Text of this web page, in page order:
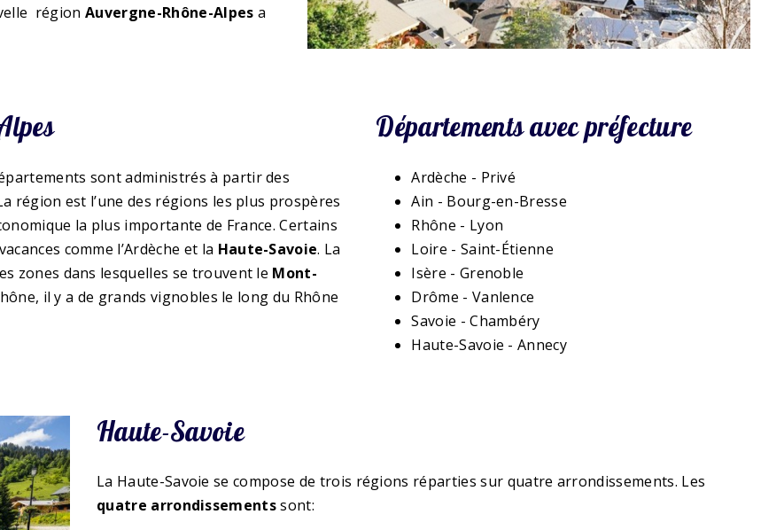
régionAuvergne-Rhône-Alpes a
sont administrés à partir des
région est l’une des régions les plus prospères
la plus importante de France. Certains
comme l’Ardèche et la Haute-Savoie. La
zones dans lesquelles se trouvent le Mont-
il y a de grands vignobles le long du Rhône
Départements avec préfecture
Ardèche - Privé
Ain - Bourg-en-Bresse
Rhône - Lyon
Loire - Saint-Étienne
Isère - Grenoble
Drôme - Vanlence
Savoie - Chambéry
Haute-Savoie - Annecy
Haute-Savoie
La Haute-Savoie se compose de trois régions réparties sur quatre arrondissements. Les
quatre arrondissementssont: